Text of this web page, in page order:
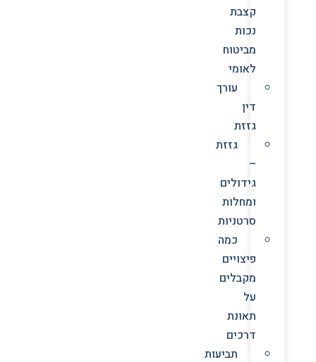
קצבת
נכות
מביטוח
לאומי
עורך
דין
גזזת
גזזת
–
גידולים
ומחלות
סרטניות
כמה
פיצויים
מקבלים
על
תאונת
דרכים
תביעות